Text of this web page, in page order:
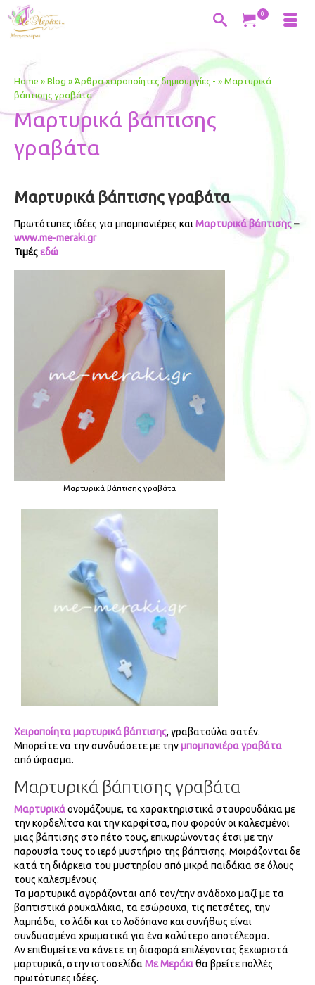
0
Home » Blog » Άρθρα χειροποίητες δημιουργίες - » Μαρτυρικά
βάπτισης γραβάτα
Μαρτυρικά βάπτισης
γραβάτα
Μαρτυρικά βάπτισης γραβάτα
Πρωτότυπες ιδέες για μπομπονιέρες και Μαρτυρικά βάπτισης–
www.me-meraki.gr
Τιμέςεδώ
Μαρτυρικά βάπτισης γραβάτα
Χειροποίητα μαρτυρικά βάπτισης, γραβατούλα σατέν.
Μπορείτε να την συνδυάσετε με τηνμπομπονιέρα γραβάτα
από ύφασμα.
Μαρτυρικά βάπτισης γραβάτα
Μαρτυρικάονομάζουμε, τα χαρακτηριστικά σταυρουδάκια με
την κορδελίτσα και την καρφίτσα, που φορούν οι καλεσμένοι
μιας βάπτισης στο πέτο τους, επικυρώνοντας έτσι με την
παρουσία τους το ιερό μυστήριο της βάπτισης. Μοιράζονται δε
κατά τη διάρκεια του μυστηρίου από μικρά παιδάκια σε όλους
τους καλεσμένους.
Τα μαρτυρικά αγοράζονται από τον/την ανάδοχο μαζί με τα
βαπτιστικά ρουχαλάκια, τα εσώρουχα, τις πετσέτες, την
λαμπάδα, το λάδι και το λοδόπανο και συνήθως είναι
συνδυασμένα χρωματικά για ένα καλύτερο αποτέλεσμα.
Αν επιθυμείτε να κάνετε τη διαφορά επιλέγοντας ξεχωριστά
μαρτυρικά, στην ιστοσελίδαΜε Μεράκιθα βρείτε πολλές
πρωτότυπες ιδέες.